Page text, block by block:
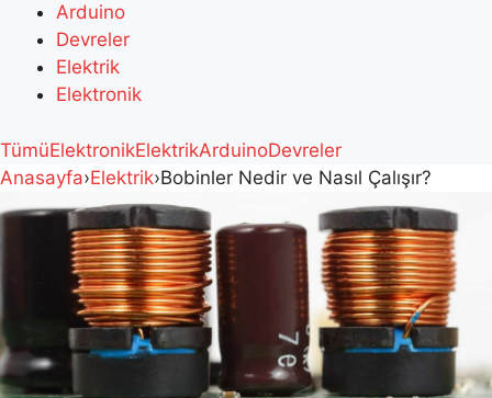
Arduino
Devreler
Elektrik
Elektronik
TümüElektronikElektrikArduinoDevreler
Anasayfa›Elektrik›Bobinler Nedir ve Nasıl Çalışır?